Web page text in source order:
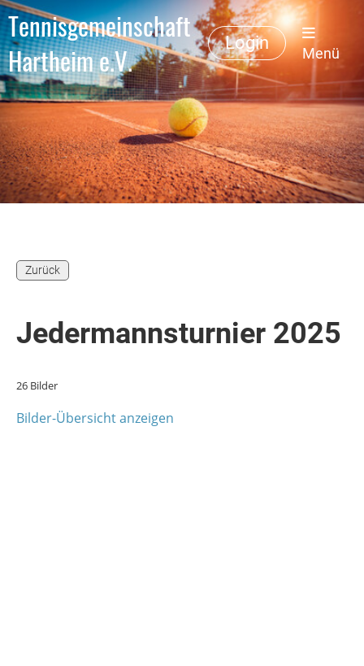
Tennisgemeinschaft
Hartheim e.V.
Login
Menü
Zurück
Jedermannsturnier 2025
26 Bilder
Bilder-Übersicht anzeigen